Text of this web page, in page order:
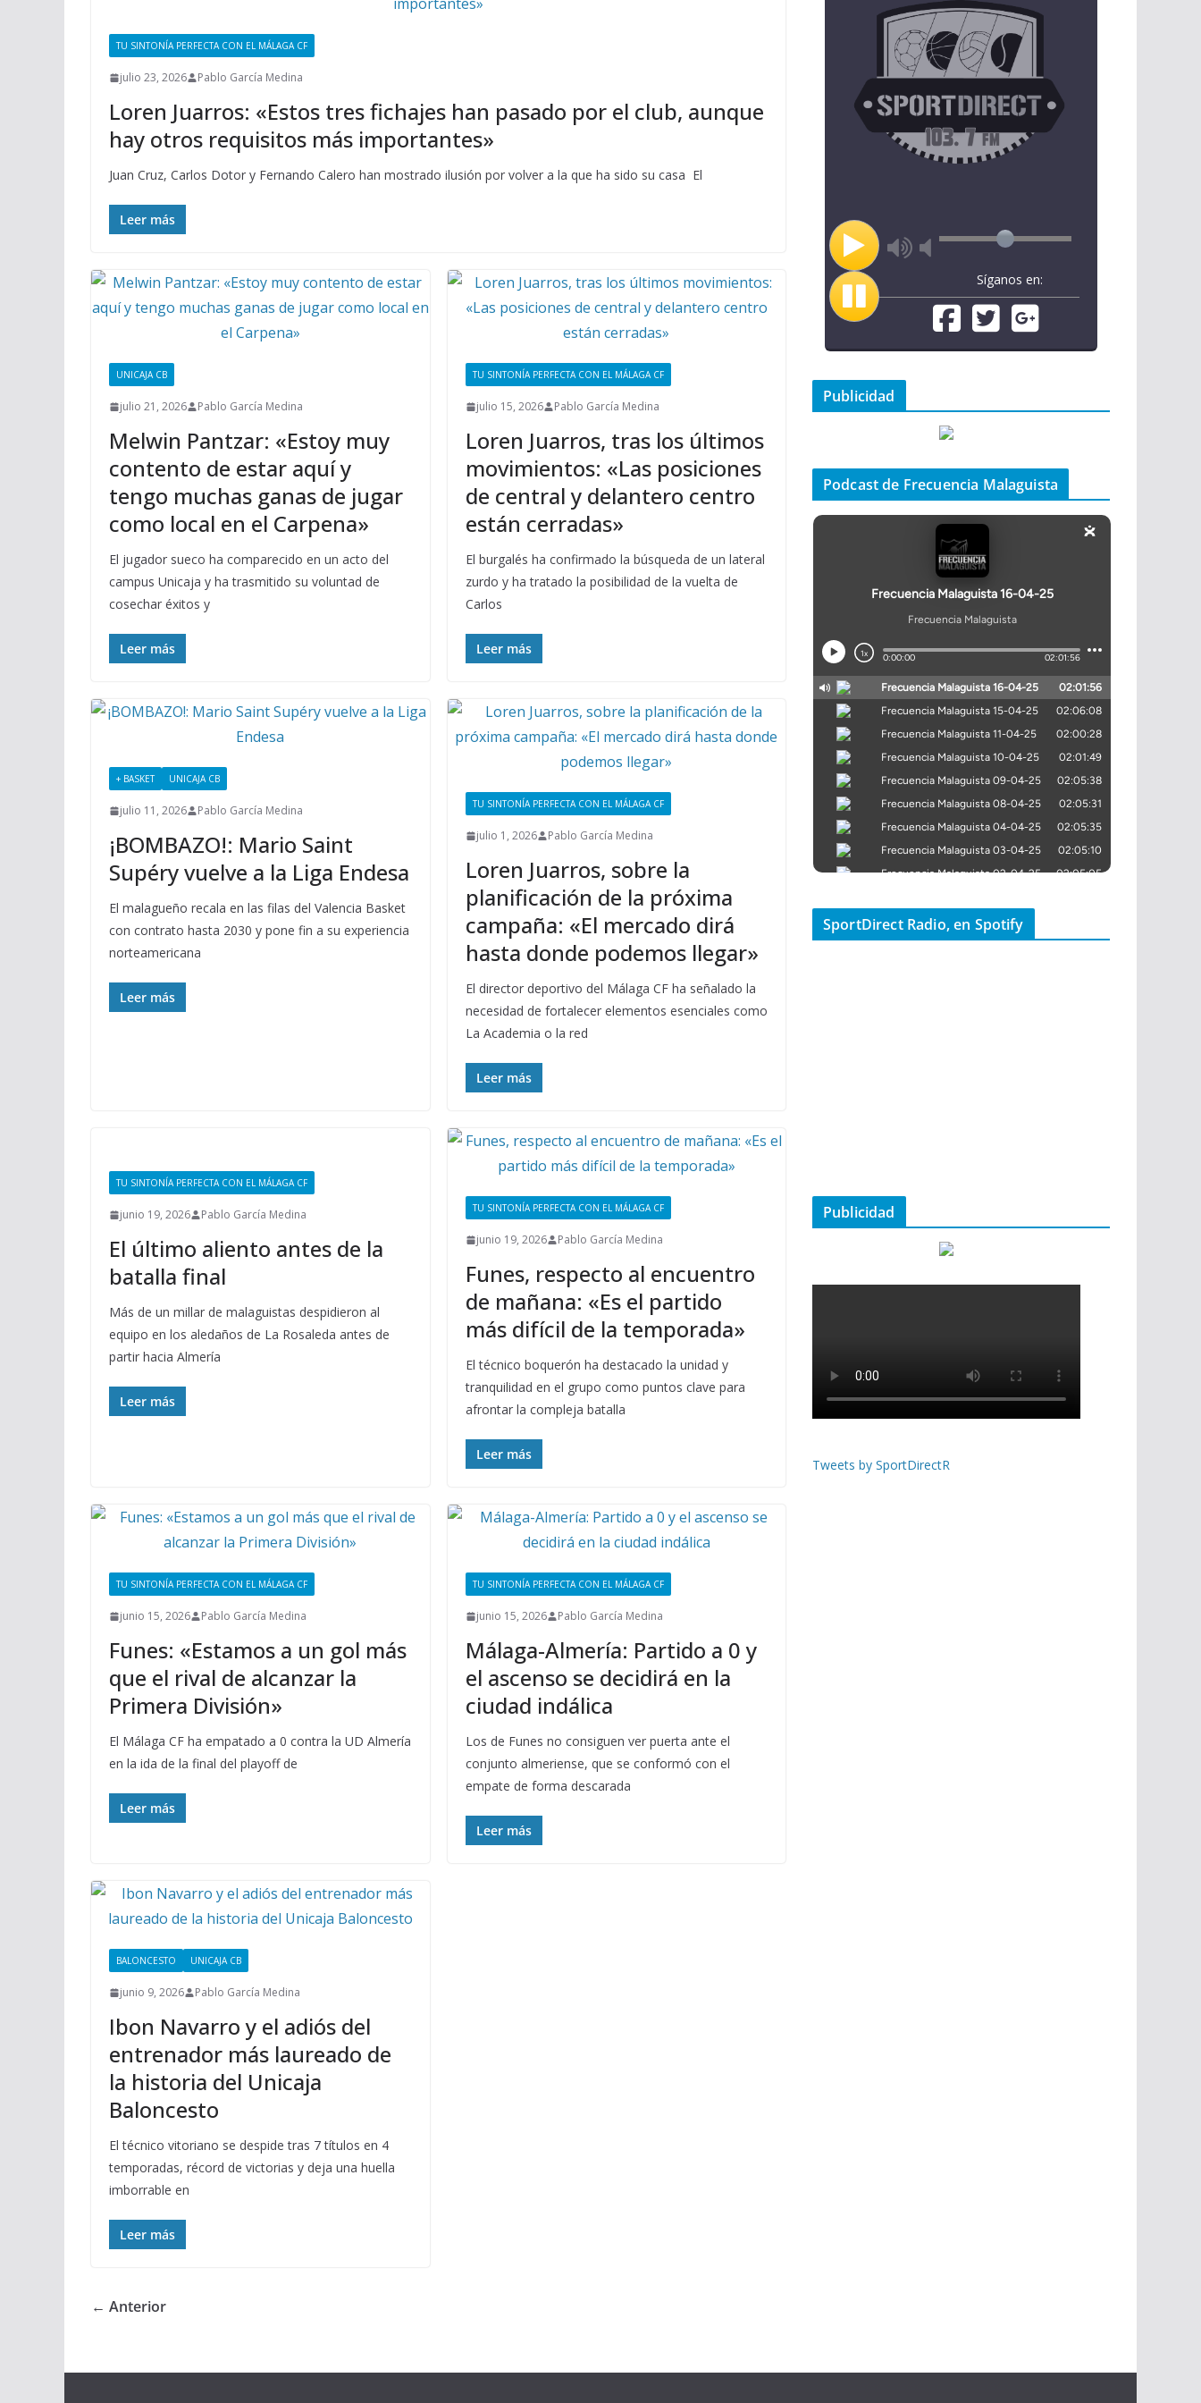
TU SINTONÍA PERFECTA CON EL MÁLAGA CF
julio 23, 2026 Pablo García Medina
Loren Juarros: «Estos tres fichajes han pasado por el club, aunque
hay otros requisitos más importantes»
Juan Cruz, Carlos Dotor y Fernando Calero han mostrado ilusión por volver a la que ha sido su casa El
Leer más
UNICAJA CB
julio 21, 2026 Pablo García Medina
Melwin Pantzar: «Estoy muy
contento de estar aquí y
tengo muchas ganas de jugar
como local en el Carpena»
El jugador sueco ha comparecido en un acto del
campus Unicaja y ha trasmitido su voluntad de
cosechar éxitos y
Leer más
TU SINTONÍA PERFECTA CON EL MÁLAGA CF
julio 15, 2026 Pablo García Medina
Loren Juarros, tras los últimos
movimientos: «Las posiciones
de central y delantero centro
están cerradas»
El burgalés ha confirmado la búsqueda de un lateral
zurdo y ha tratado la posibilidad de la vuelta de
Carlos
Leer más
+ BASKET UNICAJA CB
julio 11, 2026 Pablo García Medina
¡BOMBAZO!: Mario Saint
Supéry vuelve a la Liga Endesa
El malagueño recala en las filas del Valencia Basket
con contrato hasta 2030 y pone fin a su experiencia
norteamericana
Leer más
TU SINTONÍA PERFECTA CON EL MÁLAGA CF
julio 1, 2026 Pablo García Medina
Loren Juarros, sobre la
planificación de la próxima
campaña: «El mercado dirá
hasta donde podemos llegar»
El director deportivo del Málaga CF ha señalado la
necesidad de fortalecer elementos esenciales como
La Academia o la red
Leer más
TU SINTONÍA PERFECTA CON EL MÁLAGA CF
junio 19, 2026 Pablo García Medina
El último aliento antes de la
batalla final
Más de un millar de malaguistas despidieron al
equipo en los aledaños de La Rosaleda antes de
partir hacia Almería
Leer más
TU SINTONÍA PERFECTA CON EL MÁLAGA CF
junio 19, 2026 Pablo García Medina
Funes, respecto al encuentro
de mañana: «Es el partido
más difícil de la temporada»
El técnico boquerón ha destacado la unidad y
tranquilidad en el grupo como puntos clave para
afrontar la compleja batalla
Leer más
TU SINTONÍA PERFECTA CON EL MÁLAGA CF
junio 15, 2026 Pablo García Medina
Funes: «Estamos a un gol más
que el rival de alcanzar la
Primera División»
El Málaga CF ha empatado a 0 contra la UD Almería
en la ida de la final del playoff de
Leer más
TU SINTONÍA PERFECTA CON EL MÁLAGA CF
junio 15, 2026 Pablo García Medina
Málaga-Almería: Partido a 0 y
el ascenso se decidirá en la
ciudad indálica
Los de Funes no consiguen ver puerta ante el
conjunto almeriense, que se conformó con el
empate de forma descarada
Leer más
BALONCESTO UNICAJA CB
junio 9, 2026 Pablo García Medina
Ibon Navarro y el adiós del
entrenador más laureado de
la historia del Unicaja
Baloncesto
El técnico vitoriano se despide tras 7 títulos en 4
temporadas, récord de victorias y deja una huella
imborrable en
Leer más
← Anterior
Síganos en:
Publicidad
Podcast de Frecuencia Malaguista
SportDirect Radio, en Spotify
Publicidad
Tweets by SportDirectR